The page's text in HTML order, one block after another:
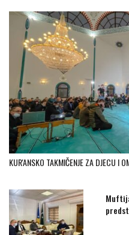
KUR'ANSKO TAKMIČENJE ZA DJECU I